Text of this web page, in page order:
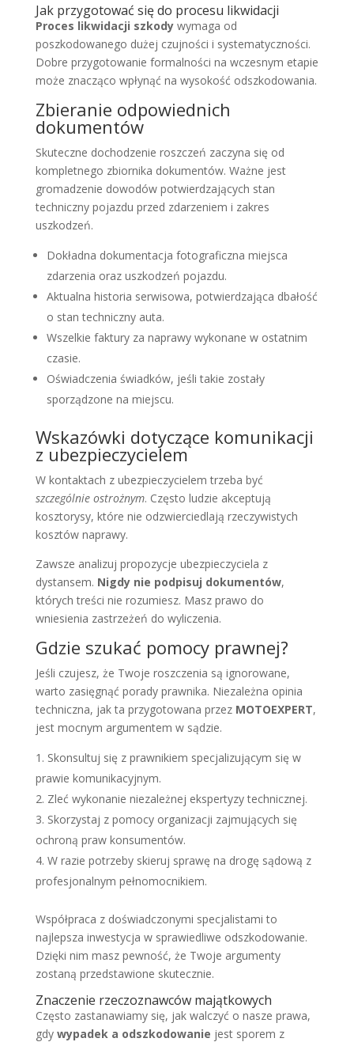
Jak przygotować się do procesu likwidacji
Proces likwidacji szkodywymaga od
poszkodowanego dużej czujności i systematyczności.
Dobre przygotowanie formalności na wczesnym etapie
może znacząco wpłynąć na wysokość odszkodowania.
Zbieranie odpowiednich
dokumentów
Skuteczne dochodzenie roszczeń zaczyna się od
kompletnego zbiornika dokumentów. Ważne jest
gromadzenie dowodów potwierdzających stan
techniczny pojazdu przed zdarzeniem i zakres
uszkodzeń.
Dokładna dokumentacja fotograficzna miejsca
zdarzenia oraz uszkodzeń pojazdu.
Aktualna historia serwisowa, potwierdzająca dbałość
o stan techniczny auta.
Wszelkie faktury za naprawy wykonane w ostatnim
czasie.
Oświadczenia świadków, jeśli takie zostały
sporządzone na miejscu.
Wskazówki dotyczące komunikacji
z ubezpieczycielem
W kontaktach z ubezpieczycielem trzeba być
szczególnie ostrożnym. Często ludzie akceptują
kosztorysy, które nie odzwierciedlają rzeczywistych
kosztów naprawy.
Zawsze analizuj propozycje ubezpieczyciela z
dystansem. Nigdy nie podpisuj dokumentów,
których treści nie rozumiesz. Masz prawo do
wniesienia zastrzeżeń do wyliczenia.
Gdzie szukać pomocy prawnej?
Jeśli czujesz, że Twoje roszczenia są ignorowane,
warto zasięgnąć porady prawnika. Niezależna opinia
techniczna, jak ta przygotowana przez MOTOEXPERT,
jest mocnym argumentem w sądzie.
Skonsultuj się z prawnikiem specjalizującym się w
prawie komunikacyjnym.
Zleć wykonanie niezależnej ekspertyzy technicznej.
Skorzystaj z pomocy organizacji zajmujących się
ochroną praw konsumentów.
W razie potrzeby skieruj sprawę na drogę sądową z
profesjonalnym pełnomocnikiem.
Współpraca z doświadczonymi specjalistami to
najlepsza inwestycja w sprawiedliwe odszkodowanie.
Dzięki nim masz pewność, że Twoje argumenty
zostaną przedstawione skutecznie.
Znaczenie rzeczoznawców majątkowych
Często zastanawiamy się, jak walczyć o nasze prawa,
gdy wypadek a odszkodowanie jest sporem z